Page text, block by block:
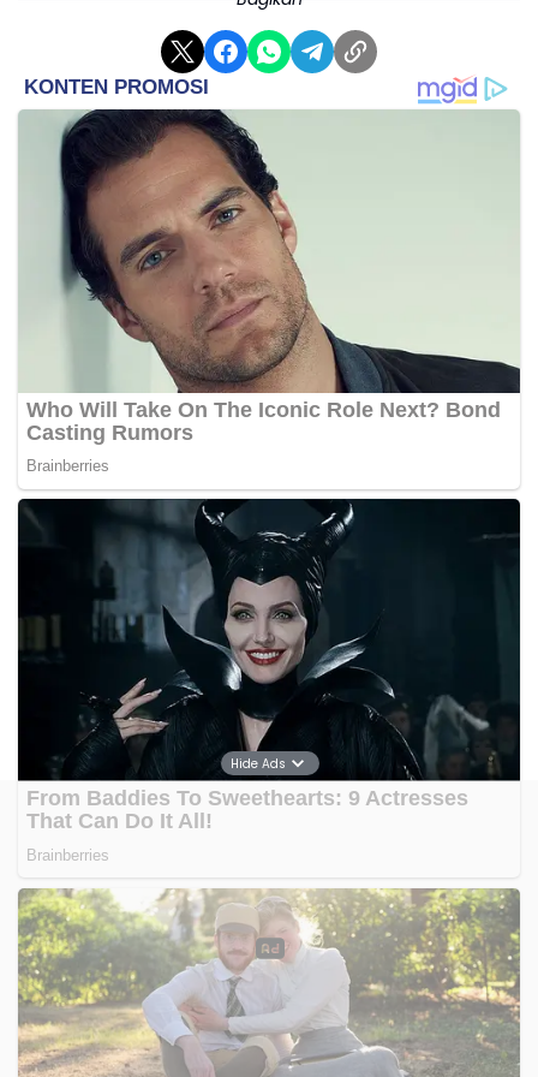
dan turut berpartisipasi,” jelas Kuntadi.
Mengusung tema “Pemulihan Aset untuk
Kesempurnaan Keadilan”, BPA FAIR 2026
menghadirkan beragam aset, mulai dari perhiasan,
tas mewah, kendaraan termasuk mobil sport, hingga
karya seni bernilai tinggi seperti lukisan.
Seluruh aset telah melalui proses pengelolaan dan
perawatan untuk menjaga nilai ekonominya sebelum
dilelang.
Badan Pemulihan Aset (BPA) Kejaksaan Republik
Indonesia meluncurkan BPA FAIR 2026 sebagai upaya
Hide Ads